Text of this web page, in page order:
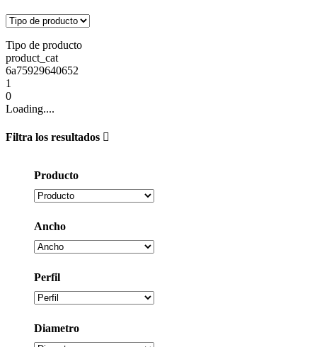
Tipo de producto
product_cat
6a75929640652
1
0
Loading....
Filtra los resultados
Producto
Ancho
Perfil
Diametro